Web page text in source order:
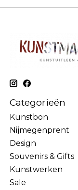
Categorieën
Kunstbon
Nijmegenprent
Design
Souvenirs & Gifts
Kunstwerken
Sale